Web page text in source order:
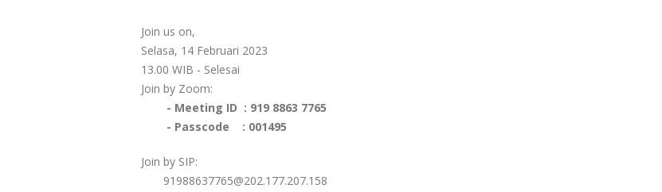
Join us on,
Selasa, 14 Februari 2023
13.00 WIB - Selesai
Join by Zoom:
- Meeting ID : 919 8863 7765
- Passcode : 001495
Join by SIP:
91988637765@202.177.207.158